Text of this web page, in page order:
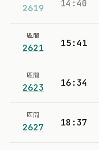
2619 14:40
區間
2621 15:41
區間
2623 16:34
區間
2627 18:37